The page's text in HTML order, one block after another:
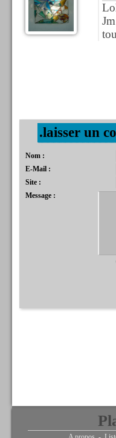
.laisser un
Nom :
E-Mail :
Site :
Message :